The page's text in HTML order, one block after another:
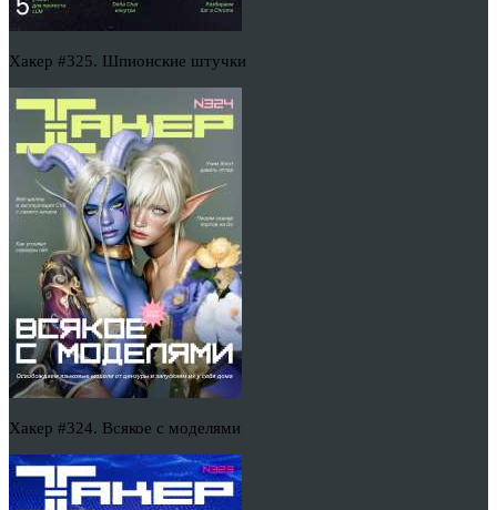
Хакер #325. Шпионские штучки
Хакер #324. Всякое с моделями